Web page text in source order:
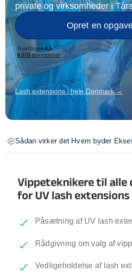
private og virksomheder i
Opret en
Lash extensions i hele Danmark →
Sådan virker det Hvem byder
Vippeteknikere til alle
for UV lash extensions
Påsætning af UV lash
Rådgivning om valg af
Vedligeholdelse af lash